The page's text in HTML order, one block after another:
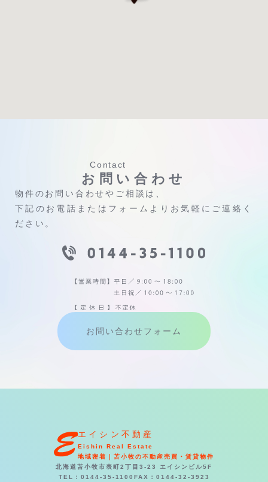
Contact
お問い合わせ
物件のお問い合わせやご相談は、
下記のお電話またはフォームよりお気軽にご連絡く
ださい。
お問い合わせフォーム
エイシン不動産
Eishin Real Estate
地域密着｜苫小牧の不動産売買・賃貸物件
北海道苫小牧市表町2丁目3-23 エイシンビル5F
TEL：0144-35-1100 FAX：0144-32-3923